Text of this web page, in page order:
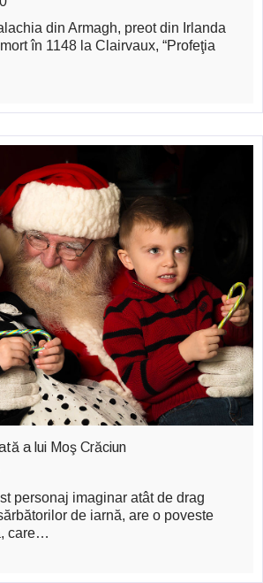
din Armagh, preot din Irlanda
în 1148 la Clairvaux, “Profeţia
a lui Moş Crăciun
personaj imaginar atât de drag
de iarnă, are o poveste
care…